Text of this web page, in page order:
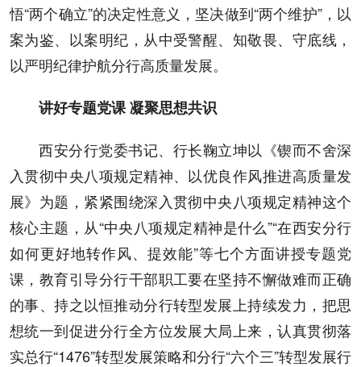
悟“两个确立”的决定性意义，坚决做到“两个维护”，以
案为鉴、以案明纪，从中受警醒、知敬畏、守底线，
以严明纪律护航分行高质量发展。
讲好专题党课 凝聚思想共识
西安分行党委书记、行长鞠立坤以《锲而不舍深
入贯彻中央八项规定精神、以优良作风推进高质量发
展》为题，紧紧围绕深入贯彻中央八项规定精神这个
核心主题，从“中央八项规定精神是什么”“在西安分行
如何更好地转作风、提效能”等七个方面讲授专题党
课，教育引导分行干部职工要在坚持不懈做难而正确
的事、持之以恒推动分行转型发展上持续发力，把思
想统一到促进分行全方位发展大局上来，认真贯彻落
实总行“1476”转型发展策略和分行“六个三”转型发展行